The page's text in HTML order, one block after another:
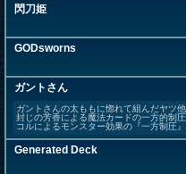
閃刀姫
GODsworns
ガントさん
ガントさんの太ももに惚れて組んだヤツ
封じの芳香による魔法カードの一方的制
コルによるモンスター効果の『一方制圧
Generated Deck